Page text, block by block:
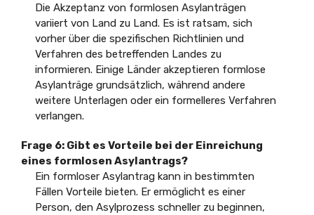
Die Akzeptanz von formlosen Asylanträgen
variiert von Land zu Land. Es ist ratsam, sich
vorher über die spezifischen Richtlinien und
Verfahren des betreffenden Landes zu
informieren. Einige Länder akzeptieren formlose
Asylanträge grundsätzlich, während andere
weitere Unterlagen oder ein formelleres Verfahren
verlangen.
Frage 6: Gibt es Vorteile bei der Einreichung
eines formlosen Asylantrags?
Ein formloser Asylantrag kann in bestimmten
Fällen Vorteile bieten. Er ermöglicht es einer
Person, den Asylprozess schneller zu beginnen,